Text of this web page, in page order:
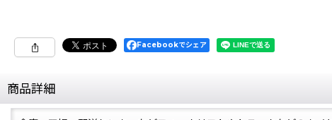
Facebookでシェア
商品詳細